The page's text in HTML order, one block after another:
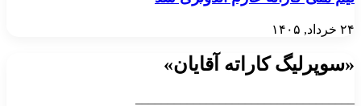
۲۴ خرداد, ۱۴۰۵
«سوپرلیگ کاراته آقایان»